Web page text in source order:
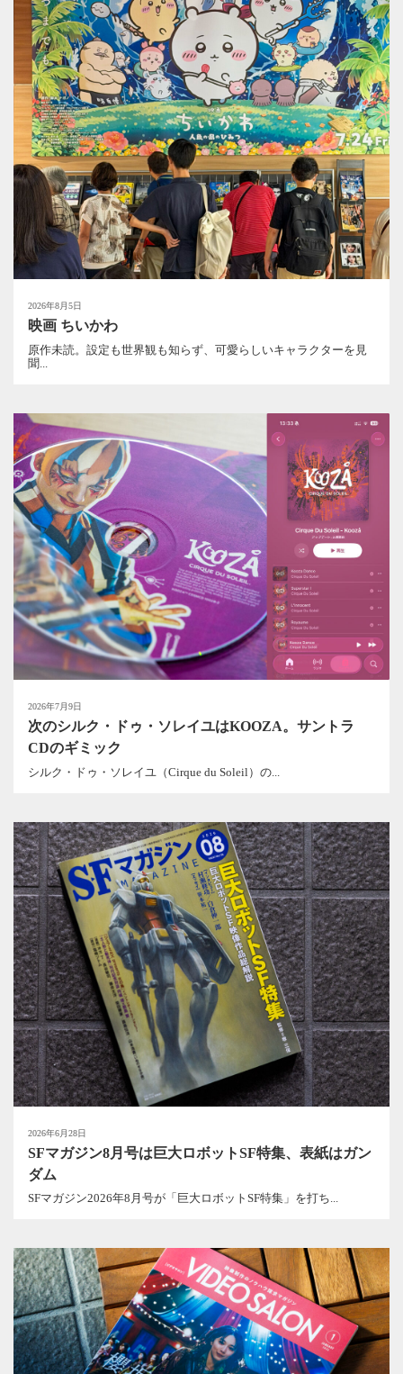
2026年8月5日
映画 ちいかわ
原作未読。設定も世界観も知らず、可愛らしいキャラクターを見
聞...
2026年7月9日
次のシルク・ドゥ・ソレイユはKOOZA。サントラ
CDのギミック
シルク・ドゥ・ソレイユ（Cirque du Soleil）の...
2026年6月28日
SFマガジン8月号は巨大ロボットSF特集、表紙はガン
ダム
SFマガジン2026年8月号が「巨大ロボットSF特集」を打ち...